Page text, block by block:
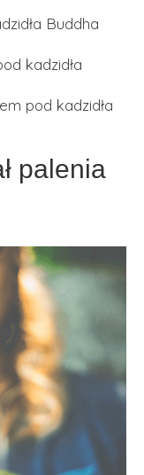
Buddha
kadzidła
pod kadzidła
palenia